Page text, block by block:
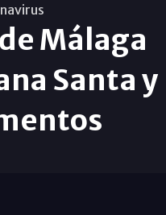
Málaga
Santa y